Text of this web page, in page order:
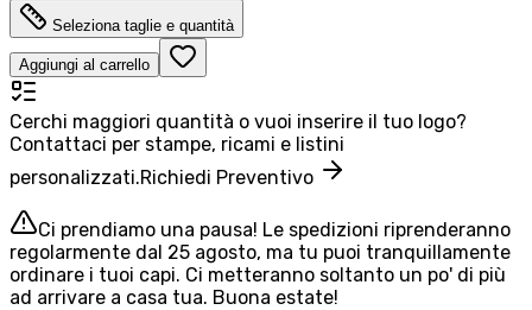
Seleziona taglie e quantità
Aggiungi al carrello
Cerchi maggiori quantità o vuoi inserire il tuo logo?
Contattaci per stampe, ricami e listini
personalizzati.Richiedi Preventivo
Ci prendiamo una pausa! Le spedizioni riprenderanno
regolarmente dal 25 agosto, ma tu puoi tranquillamente
ordinare i tuoi capi. Ci metteranno soltanto un po' di più
ad arrivare a casa tua. Buona estate!